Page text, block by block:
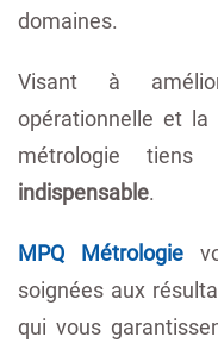
domaines.
Visant à
opérationnelle et la
métrologie
indispensable.
MPQ Métrologie
soignées aux
qui vous